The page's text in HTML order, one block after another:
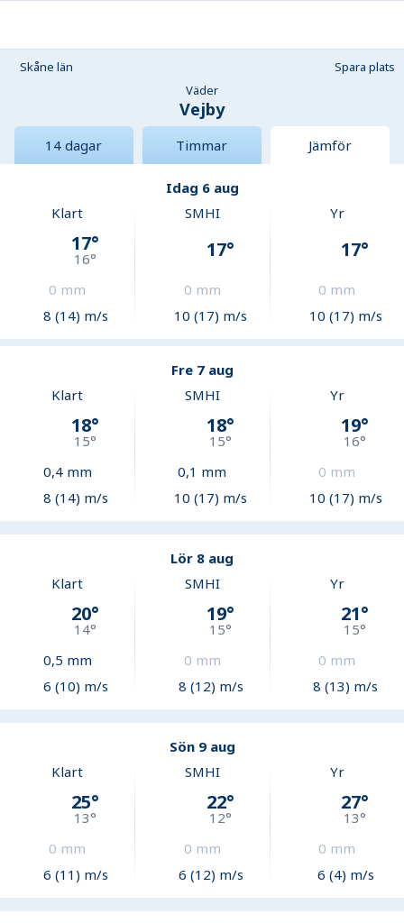
Skåne län
Spara plats
Väder
Vejby
14 dagar Timmar Jämför
Idag 6 aug
Klart
17°
16°
0 mm
8 (14) m/s
SMHI
17°
0 mm
10 (17) m/s
Yr
17°
0 mm
10 (17) m/s
Fre 7 aug
Klart
18°
15°
0,4mm
8 (14) m/s
SMHI
18°
15°
0,1 mm
10 (17) m/s
Yr
19°
16°
0 mm
10 (17) m/s
Lör 8 aug
Klart
20°
14°
0,5 mm
6 (10) m/s
SMHI
19°
15°
0 mm
8 (12) m/s
Yr
21°
15°
0 mm
8 (13) m/s
Sön 9 aug
Klart
25°
13°
0 mm
6 (11) m/s
SMHI
22°
12°
0 mm
6 (12) m/s
Yr
27°
13°
0 mm
6 (4) m/s